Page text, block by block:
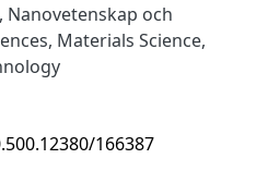
, Nanovetenskap och
, Materials Science,
166387